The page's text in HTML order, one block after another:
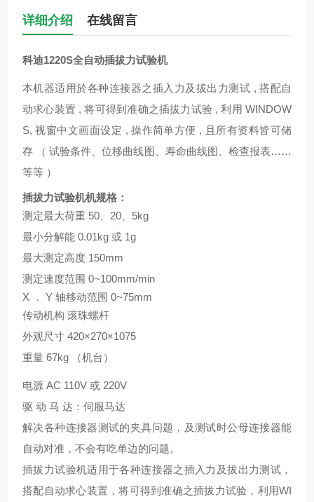
详细介绍 在线留言
科迪1220S全自动插拔力试验机
本机器适用於各种连接器之插入力及拔出力测试 , 搭配自
动求心装置 , 将可得到准确之插拔力试验 , 利用 WINDOW
S, 视窗中文画面设定 , 操作简单方便 , 且所有资料皆可储
存 （ 试验条件、位移曲线图、寿命曲线图、检查报表……
等等 ）
插拔力试验机机规格：
测定最大荷重 50、20、5kg
最小分解能 0.01kg 或 1g
最大测定高度 150mm
测定速度范围 0~100mm/min
X ． Y 轴移动范围 0~75mm
传动机构 滚珠螺杆
外观尺寸 420×270×1075
重量 67kg （机台）
电源 AC 110V 或 220V
驱 动 马 达：伺服马达
解决各种连接器测试的夹具问题，及测试时公母连接器能
自动对准，不会有吃单边的问题。
插拔力试验机适用于各种连接器之插入力及拔出力测试，
搭配自动求心装置，将可得到准确之插拔力试验，利用WI